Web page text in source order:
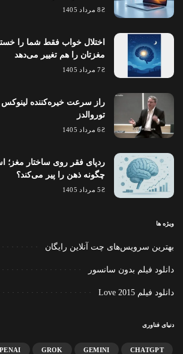
8 مرداد 1405
اختلال خواب فقط شما را
مغزتان را هم تغییر می‌دهد
7 مرداد 1405
راز سرعت خیره‌کننده لینوکس
توروالدز
6 مرداد 1405
ردپای فقر روی ساختار مغز؛
چگونه ذهن را پیر می‌کند؟
5 مرداد 1405
ویژه ها
بهترین سرویس‌های چت آنلاین رایگان
دانلود فیلم بدون سانسور
دانلود فیلم Love 2015
دنیای فناوری
CHATGPT
GEMINI
GROK